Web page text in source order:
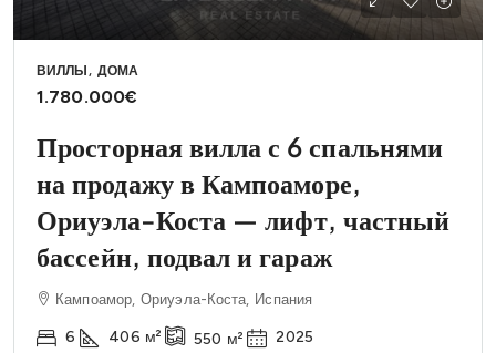
ВИЛЛЫ, ДОМА
1.780.000€
Просторная вилла с 6 спальнями
на продажу в Кампоаморе,
Ориуэла-Коста — лифт, частный
бассейн, подвал и гараж
Кампоамор, Ориуэла-Коста, Испания
6 406 м² 550 м² 2025